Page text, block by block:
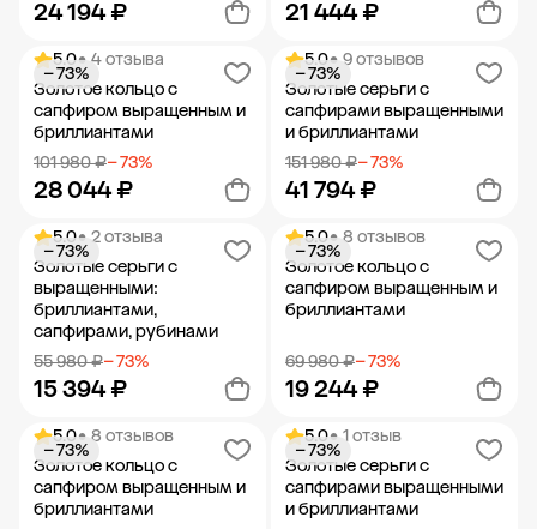
24 194 ₽
Добавить в корзину
21 444 ₽
Добавить в корзину
5.0• 4 отзыва
Золотое кольцо с
сапфиром выращенным и
бриллиантами
101 980 ₽− 73%
28 044 ₽
− 73%
Добавить в корзину
5.0• 9 отзывов
Золотые серьги с
сапфирами выращенными
и бриллиантами
151 980 ₽− 73%
41 794 ₽
− 73%
Добавить в корзину
5.0• 2 отзыва
Золотые серьги с
выращенными:
бриллиантами,
сапфирами, рубинами
55 980 ₽− 73%
15 394 ₽
− 73%
Добавить в корзину
5.0• 8 отзывов
Золотое кольцо с
сапфиром выращенным и
бриллиантами
69 980 ₽− 73%
19 244 ₽
− 73%
Добавить в корзину
5.0• 8 отзывов
Золотое кольцо с
сапфиром выращенным и
бриллиантами
− 73%
5.0• 1 отзыв
Золотые серьги с
сапфирами выращенными
и бриллиантами
− 73%